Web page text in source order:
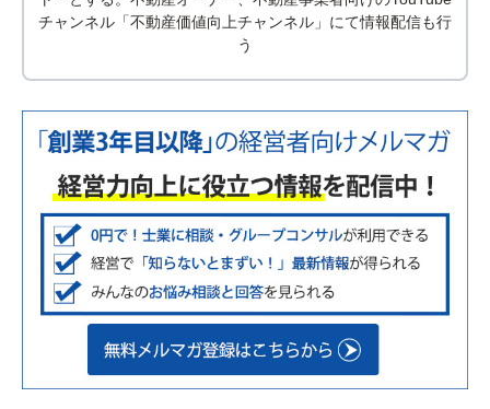
チャンネル「不動産価値向上チャンネル」にて情報配信も行
う